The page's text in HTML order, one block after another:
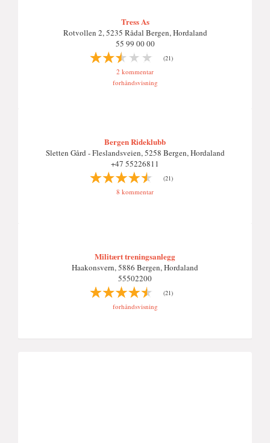
Tress As
Rotvollen 2, 5235 Rådal Bergen, Hordaland
55 99 00 00
(21)
2 kommentar
forhåndsvisning
Bergen Rideklubb
Sletten Gård - Fleslandsveien, 5258 Bergen, Hordaland
+47 55226811
(21)
8 kommentar
Militært treningsanlegg
Haakonsvern, 5886 Bergen, Hordaland
55502200
(21)
forhåndsvisning